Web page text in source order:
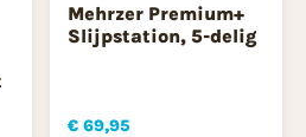
Mehrzer Premium+
Slijpstation, 5-delig
€ 69,95